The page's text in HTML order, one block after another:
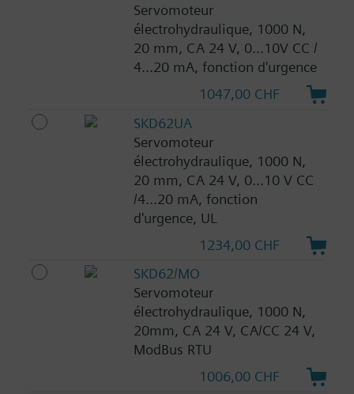
Servomoteur
électrohydraulique, 1000 N,
20 mm, CA 24 V, 0...10V CC /
4...20 mA, fonction d'urgence
1047,00 CHF
SKD62UA
Servomoteur
électrohydraulique, 1000 N,
20 mm, CA 24 V, 0...10 V CC
/4...20 mA, fonction
d'urgence, UL
1234,00 CHF
SKD62/MO
Servomoteur
électrohydraulique, 1000 N,
20mm, CA 24 V, CA/CC 24 V,
ModBus RTU
1006,00 CHF